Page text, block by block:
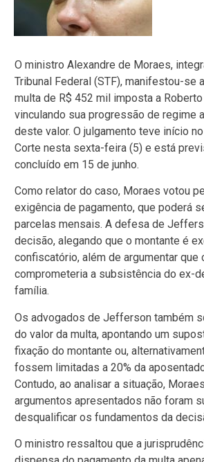
O ministro Alexandre de Moraes,
Tribunal Federal (STF), manifestou-se
multa de R$ 452 mil imposta a
vinculando sua progressão de regime
deste valor. O julgamento teve início
Corte nesta sexta-feira (5) e está
concluído em 15 de junho.
Como relator do caso, Moraes votou
exigência de pagamento, que poderá
parcelas mensais. A defesa de
decisão, alegando que o montante é
confiscatório, além de argumentar que
comprometeria a subsistência do ex-
família.
Os advogados de Jefferson também
do valor da multa, apontando um
fixação do montante ou,
fossem limitadas a 20% da
Contudo, ao analisar a situação,
argumentos apresentados não foram
desqualificar os fundamentos da
O ministro ressaltou que a